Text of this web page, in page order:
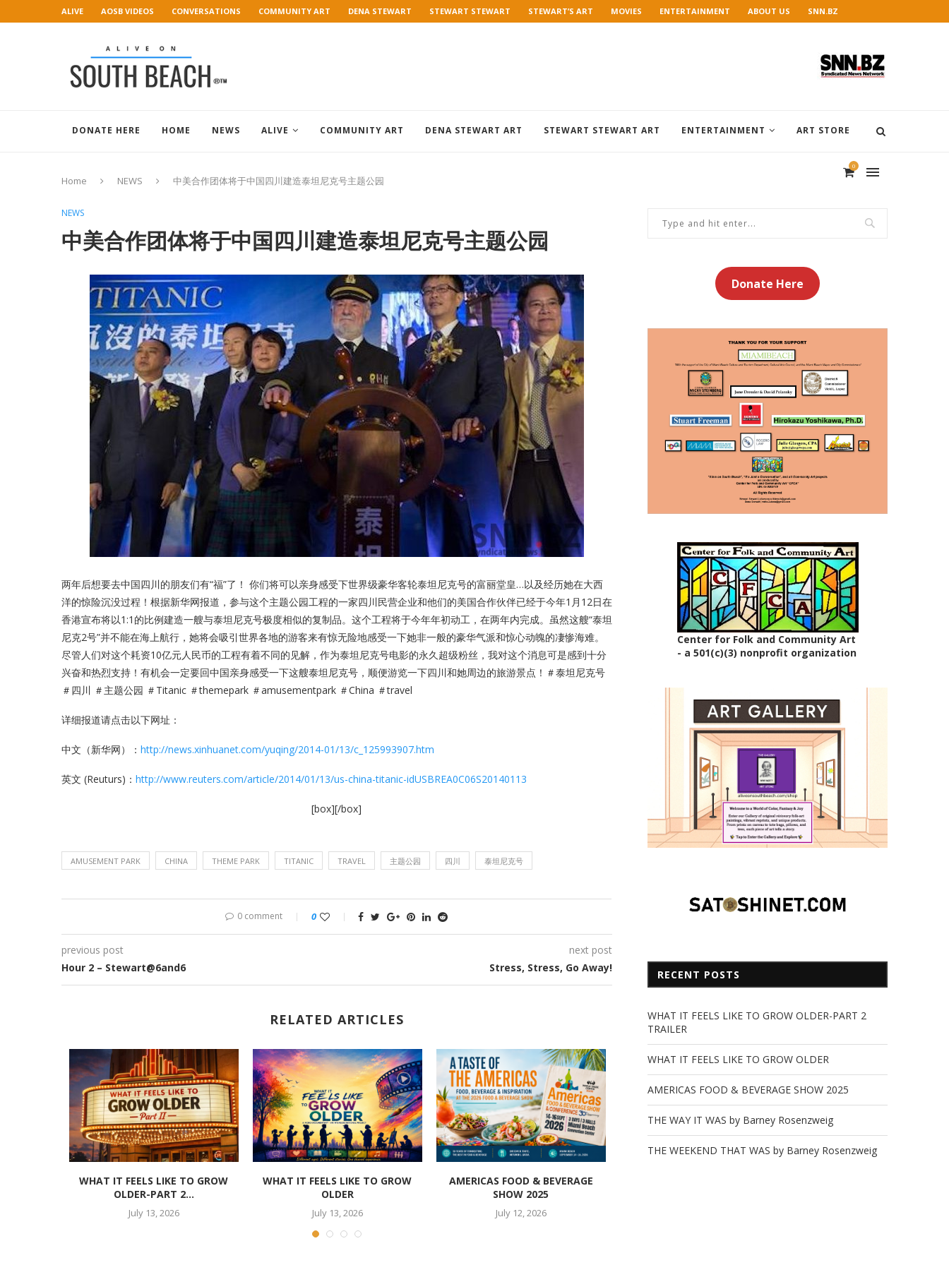
ALIVE AOSB VIDEOS CONVERSATIONS COMMUNITY ART DENA STEWART STEWART STEWART STEWART’S ART MOVIES ENTERTAINMENT ABOUT US SNN.BZ
DONATE HERE HOME NEWS ALIVE COMMUNITY ART DENA STEWART ART STEWART STEWART ART ENTERTAINMENT ART STORE
0
Home NEWS 中美合作团体将于中国四川建造泰坦尼克号主题公园
NEWS
中美合作团体将于中国四川建造泰坦尼克号主题公园
两年后想要去中国四川的朋友们有“福”了！ 你们将可以亲身感受下世界级豪华客轮泰坦尼克号的富丽堂皇…以及经历她在大西
洋的惊险沉没过程！根据新华网报道，参与这个主题公园工程的一家四川民营企业和他们的美国合作伙伴已经于今年1月12日在
香港宣布将以1:1的比例建造一艘与泰坦尼克号极度相似的复制品。这个工程将于今年年初动工，在两年内完成。虽然这艘“泰坦
尼克2号”并不能在海上航行，她将会吸引世界各地的游客来有惊无险地感受一下她非一般的豪华气派和惊心动魄的凄惨海难。
尽管人们对这个耗资10亿元人民币的工程有着不同的见解，作为泰坦尼克号电影的永久超级粉丝，我对这个消息可是感到十分
兴奋和热烈支持！有机会一定要回中国亲身感受一下这艘泰坦尼克号，顺便游览一下四川和她周边的旅游景点！＃泰坦尼克号
＃四川 ＃主题公园 ＃Titanic ＃themepark ＃amusementpark ＃China ＃travel
详细报道请点击以下网址：
中文（新华网）： http://news.xinhuanet.com/yuqing/2014-01/13/c_125993907.htm
英文 (Reuturs)： http://www.reuters.com/article/2014/01/13/us-china-titanic-idUSBREA0C06S20140113
[box][/box]
AMUSEMENT PARK CHINA THEME PARK TITANIC TRAVEL 主题公园 四川 泰坦尼克号
0 comment 0
previous post
Hour 2 – Stewart@6and6
next post
Stress, Stress, Go Away!
RELATED ARTICLES
WHAT IT FEELS LIKE TO GROW
OLDER-PART 2...
July 13, 2026
WHAT IT FEELS LIKE TO GROW
OLDER
July 13, 2026
AMERICAS FOOD & BEVERAGE
SHOW 2025
July 12, 2026
Donate Here
Center for Folk and Community Art
- a 501(c)(3) nonprofit organization
RECENT POSTS
WHAT IT FEELS LIKE TO GROW OLDER-PART 2
TRAILER
WHAT IT FEELS LIKE TO GROW OLDER
AMERICAS FOOD & BEVERAGE SHOW 2025
THE WAY IT WAS by Barney Rosenzweig
THE WEEKEND THAT WAS by Barney Rosenzweig